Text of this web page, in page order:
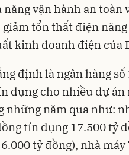
vận hành an toàn
tổn thất điện
kinh doanh điện của
định là ngân hàng
dụng cho nhiều dự án
những năm qua như:
tín dụng 17.500 tỷ
tỷ đồng), nhà máy